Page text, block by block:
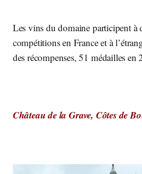
Les vins du domaine participent à
compétitions en France et à
des récompenses, 51 médailles en
Château de la Grave, Côtes de